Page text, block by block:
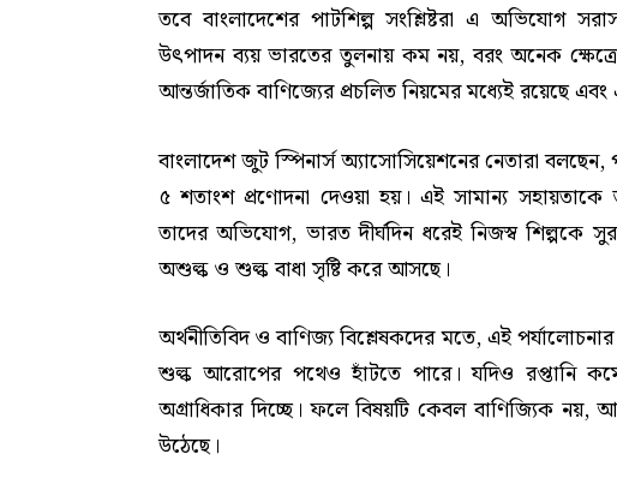
তবে বাংলাদেশের পাটশিল্প সংশ্লিষ্টরা এ অভিযোগ
উৎপাদন ব্যয় ভারতের তুলনায় কম নয়, বরং অনেক ক্ষেত্রে
আন্তর্জাতিক বাণিজ্যের প্রচলিত নিয়মের মধ্যেই রয়েছে
বাংলাদেশ জুট স্পিনার্স অ্যাসোসিয়েশনের নেতারা
৫ শতাংশ প্রণোদনা দেওয়া হয়। এই সামান্য সহায়তাকে
তাদের অভিযোগ, ভারত দীর্ঘদিন ধরেই নিজস্ব শিল্পকে
অশুল্ক ও শুল্ক বাধা সৃষ্টি করে আসছে।
অর্থনীতিবিদ ও বাণিজ্য বিশ্লেষকদের মতে, এই
শুল্ক আরোপের পথেও হাঁটতে পারে। যদিও রপ্তানি
অগ্রাধিকার দিচ্ছে। ফলে বিষয়টি কেবল বাণিজ্যিক নয়,
উঠেছে।